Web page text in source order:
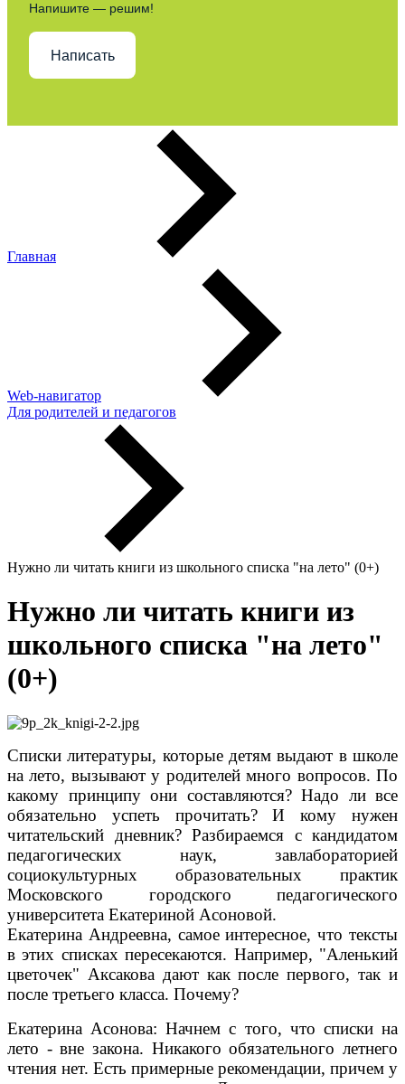
Напишите — решим!
Написать
Главная
Web-навигатор
Для родителей и педагогов
Нужно ли читать книги из школьного списка "на лето" (0+)
Нужно ли читать книги из
школьного списка "на лето"
(0+)
Списки литературы, которые детям выдают в школе
на лето, вызывают у родителей много вопросов. По
какому принципу они составляются? Надо ли все
обязательно успеть прочитать? И кому нужен
читательский дневник? Разбираемся с кандидатом
педагогических наук, завлабораторией
социокультурных образовательных практик
Московского городского педагогического
университета Екатериной Асоновой.
Екатерина Андреевна, самое интересное, что тексты
в этих списках пересекаются. Например, "Аленький
цветочек" Аксакова дают как после первого, так и
после третьего класса. Почему?
Екатерина Асонова: Начнем с того, что списки на
лето - вне закона. Никакого обязательного летнего
чтения нет. Есть примерные рекомендации, причем у